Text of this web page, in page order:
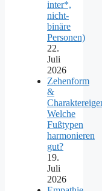
inter*,
nicht-
binäre
Personen)
22.
Juli
2026
Zehenform
&
Welche
Fußtypen
harmonieren
gut?
19.
Juli
2026